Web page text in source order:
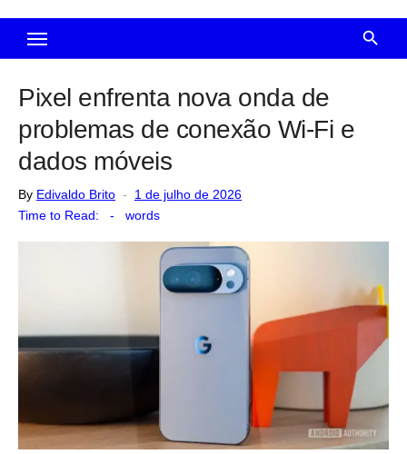
Pixel enfrenta nova onda de
problemas de conexão Wi-Fi e
dados móveis
By Edivaldo Brito
Posted
1 de julho de 2026
Time to Read:
- words